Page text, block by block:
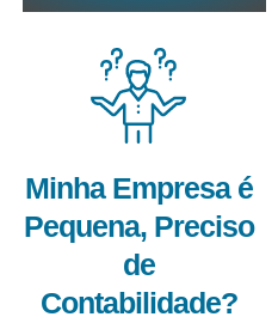
Minha Empresa é
Pequena, Preciso
de
Contabilidade?